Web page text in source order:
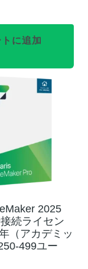
トに追加
2025
続ライセン
（アカデミッ
499ユー